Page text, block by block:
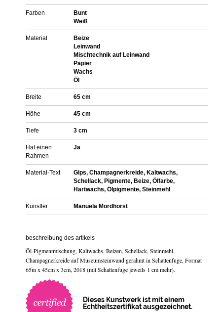
Farben
Bunt
Weiß
Material
Beize
Leinwand
Mischtechnik auf Leinwand
Papier
Wachs
Öl
Breite 65 cm
Höhe 45 cm
Tiefe 3 cm
Hat einen
Rahmen
Ja
Material-Text
Gips, Champagnerkreide, Kaltwachs,
Schellack, Pigmente, Beize, Ölfarbe,
Hartwachs, Ölpigmente, Steinmehl
Künstler Manuela Mordhorst
beschreibung des artikels
Öl-Pigmentmischung, Kaltwachs, Beizen, Schellack, Steinmehl,
Champagnerkreide auf Museumsleinwand gerahmt in Schattenfuge, Format
65m x 45cm x 3cm, 2018 (mit Schattenfuge jeweils 1 cm mehr).
Dieses Kunstwerk ist mit einem
Echtheitszertifikat ausgezeichnet.